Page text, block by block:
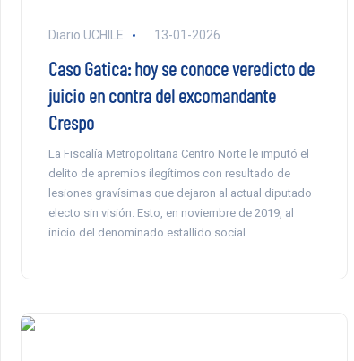
Diario UCHILE 13-01-2026
Caso Gatica: hoy se conoce veredicto de
juicio en contra del excomandante
Crespo
La Fiscalía Metropolitana Centro Norte le imputó el
delito de apremios ilegítimos con resultado de
lesiones gravísimas que dejaron al actual diputado
electo sin visión. Esto, en noviembre de 2019, al
inicio del denominado estallido social.